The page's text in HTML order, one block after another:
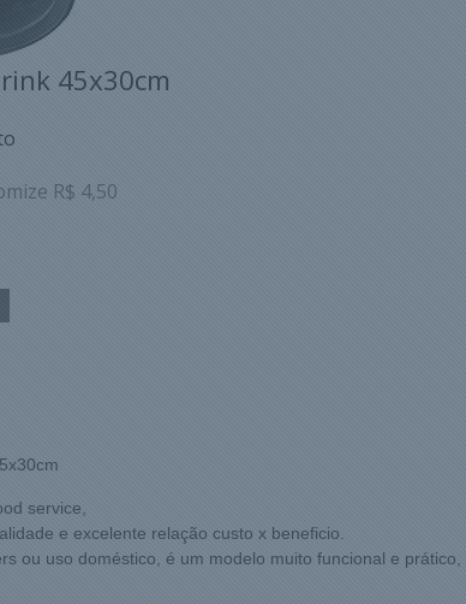
45x30cm
R$ 4,50
service,
e excelente relação custo x beneficio.
ou uso doméstico, é um modelo muito funcional e